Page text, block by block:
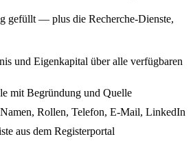
gefüllt — plus die Recherche-Dienste,
und Eigenkapital über alle verfügbaren
mit Begründung und Quelle
Rollen, Telefon, E-Mail, LinkedIn
aus dem Registerportal